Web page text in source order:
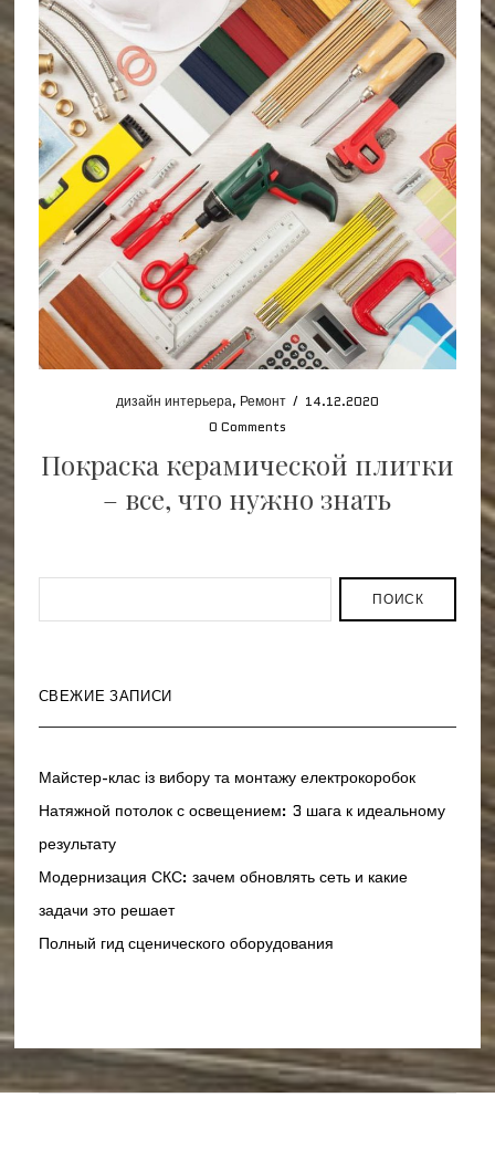
дизайн интерьера, Ремонт / 14.12.2020
0 Comments
Покраска керамической плитки
– все, что нужно знать
ПОИСК
СВЕЖИЕ ЗАПИСИ
Майстер-клас із вибору та монтажу електрокоробок
Натяжной потолок с освещением: 3 шага к идеальному
результату
Модернизация СКС: зачем обновлять сеть и какие
задачи это решает
Полный гид сценического оборудования